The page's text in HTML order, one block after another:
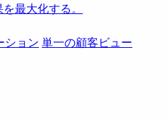
最大化する。
ション 単一の顧客ビュー